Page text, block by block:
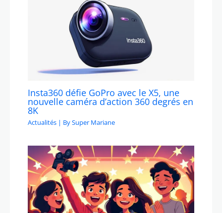
Insta360 défie GoPro avec le X5, une
nouvelle caméra d’action 360 degrés en
8K
Actualités | BySuper Mariane